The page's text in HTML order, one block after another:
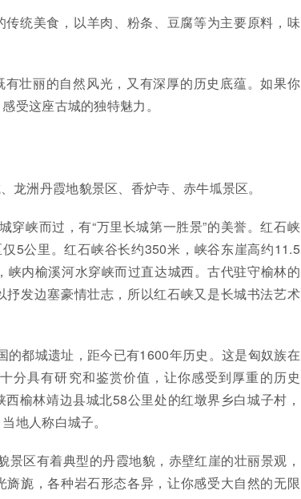
传统美食，以羊肉、粉条、豆腐等为主要原料，味
壮丽的自然风光，又有深厚的历史底蕴。如果你
受这座古城的独特魅力。
龙洲丹霞地貌景区、香炉寺、赤牛坬景区。
穿峡而过，有“万里长城第一胜景”的美誉。红石峡
5公里。红石峡谷长约350米，峡谷东崖高约11.5
内榆溪河水穿峡而过直达城西。古代驻守榆林的
发边塞豪情壮志，所以红石峡又是长城书法艺术
的都城遗址，距今已有1600年历史。这是匈奴族在
分具有研究和鉴赏价值，让你感受到厚重的历史
榆林靖边县城北58公里处的红墩界乡白城子村，
地人称白城子。
区有着典型的丹霞地貌，赤壁红崖的壮丽景观，
旎，各种岩石形态各异，让你感受大自然的无限